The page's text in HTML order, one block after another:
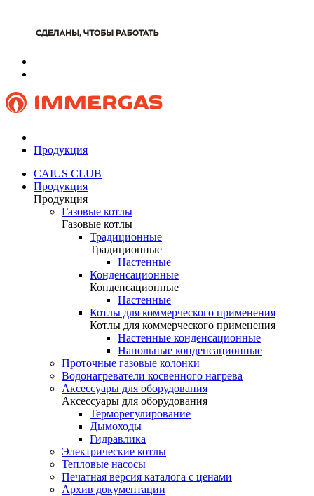
Продукция
CAIUS CLUB
Продукция
Продукция
Газовые котлы
Газовые котлы
Традиционные
Традиционные
Настенные
Конденсационные
Конденсационные
Настенные
Котлы для коммерческого применения
Котлы для коммерческого применения
Настенные конденсационные
Напольные конденсационные
Проточные газовые колонки
Водонагреватели косвенного нагрева
Аксессуары для оборудования
Аксессуары для оборудования
Терморегулирование
Дымоходы
Гидравлика
Электрические котлы
Тепловые насосы
Печатная версия каталога с ценами
Архив документации